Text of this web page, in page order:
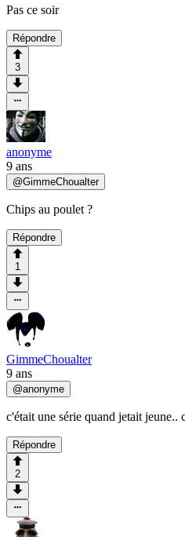
Pas ce soir
Répondre
3
anonyme
9 ans
@GimmeChoualter
Chips au poulet ?
Répondre
1
GimmeChoualter
9 ans
@anonyme
c'était une série quand jetait jeune..
Répondre
2